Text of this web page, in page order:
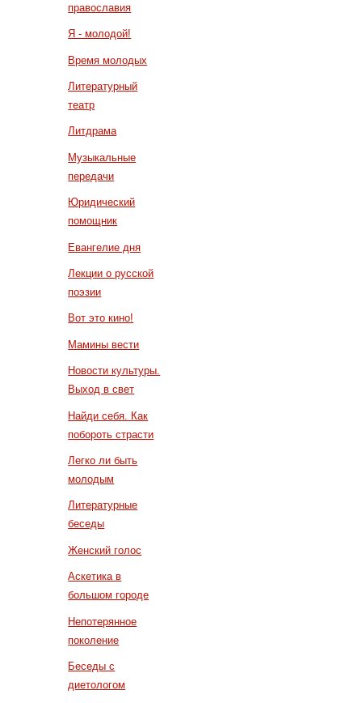
православия
Я - молодой!
Время молодых
Литературный
театр
Литдрама
Музыкальные
передачи
Юридический
помощник
Евангелие дня
Лекции о русской
поэзии
Вот это кино!
Мамины вести
Новости культуры.
Выход в свет
Найди себя. Как
побороть страсти
Легко ли быть
молодым
Литературные
беседы
Женский голос
Аскетика в
большом городе
Непотерянное
поколение
Беседы с
диетологом